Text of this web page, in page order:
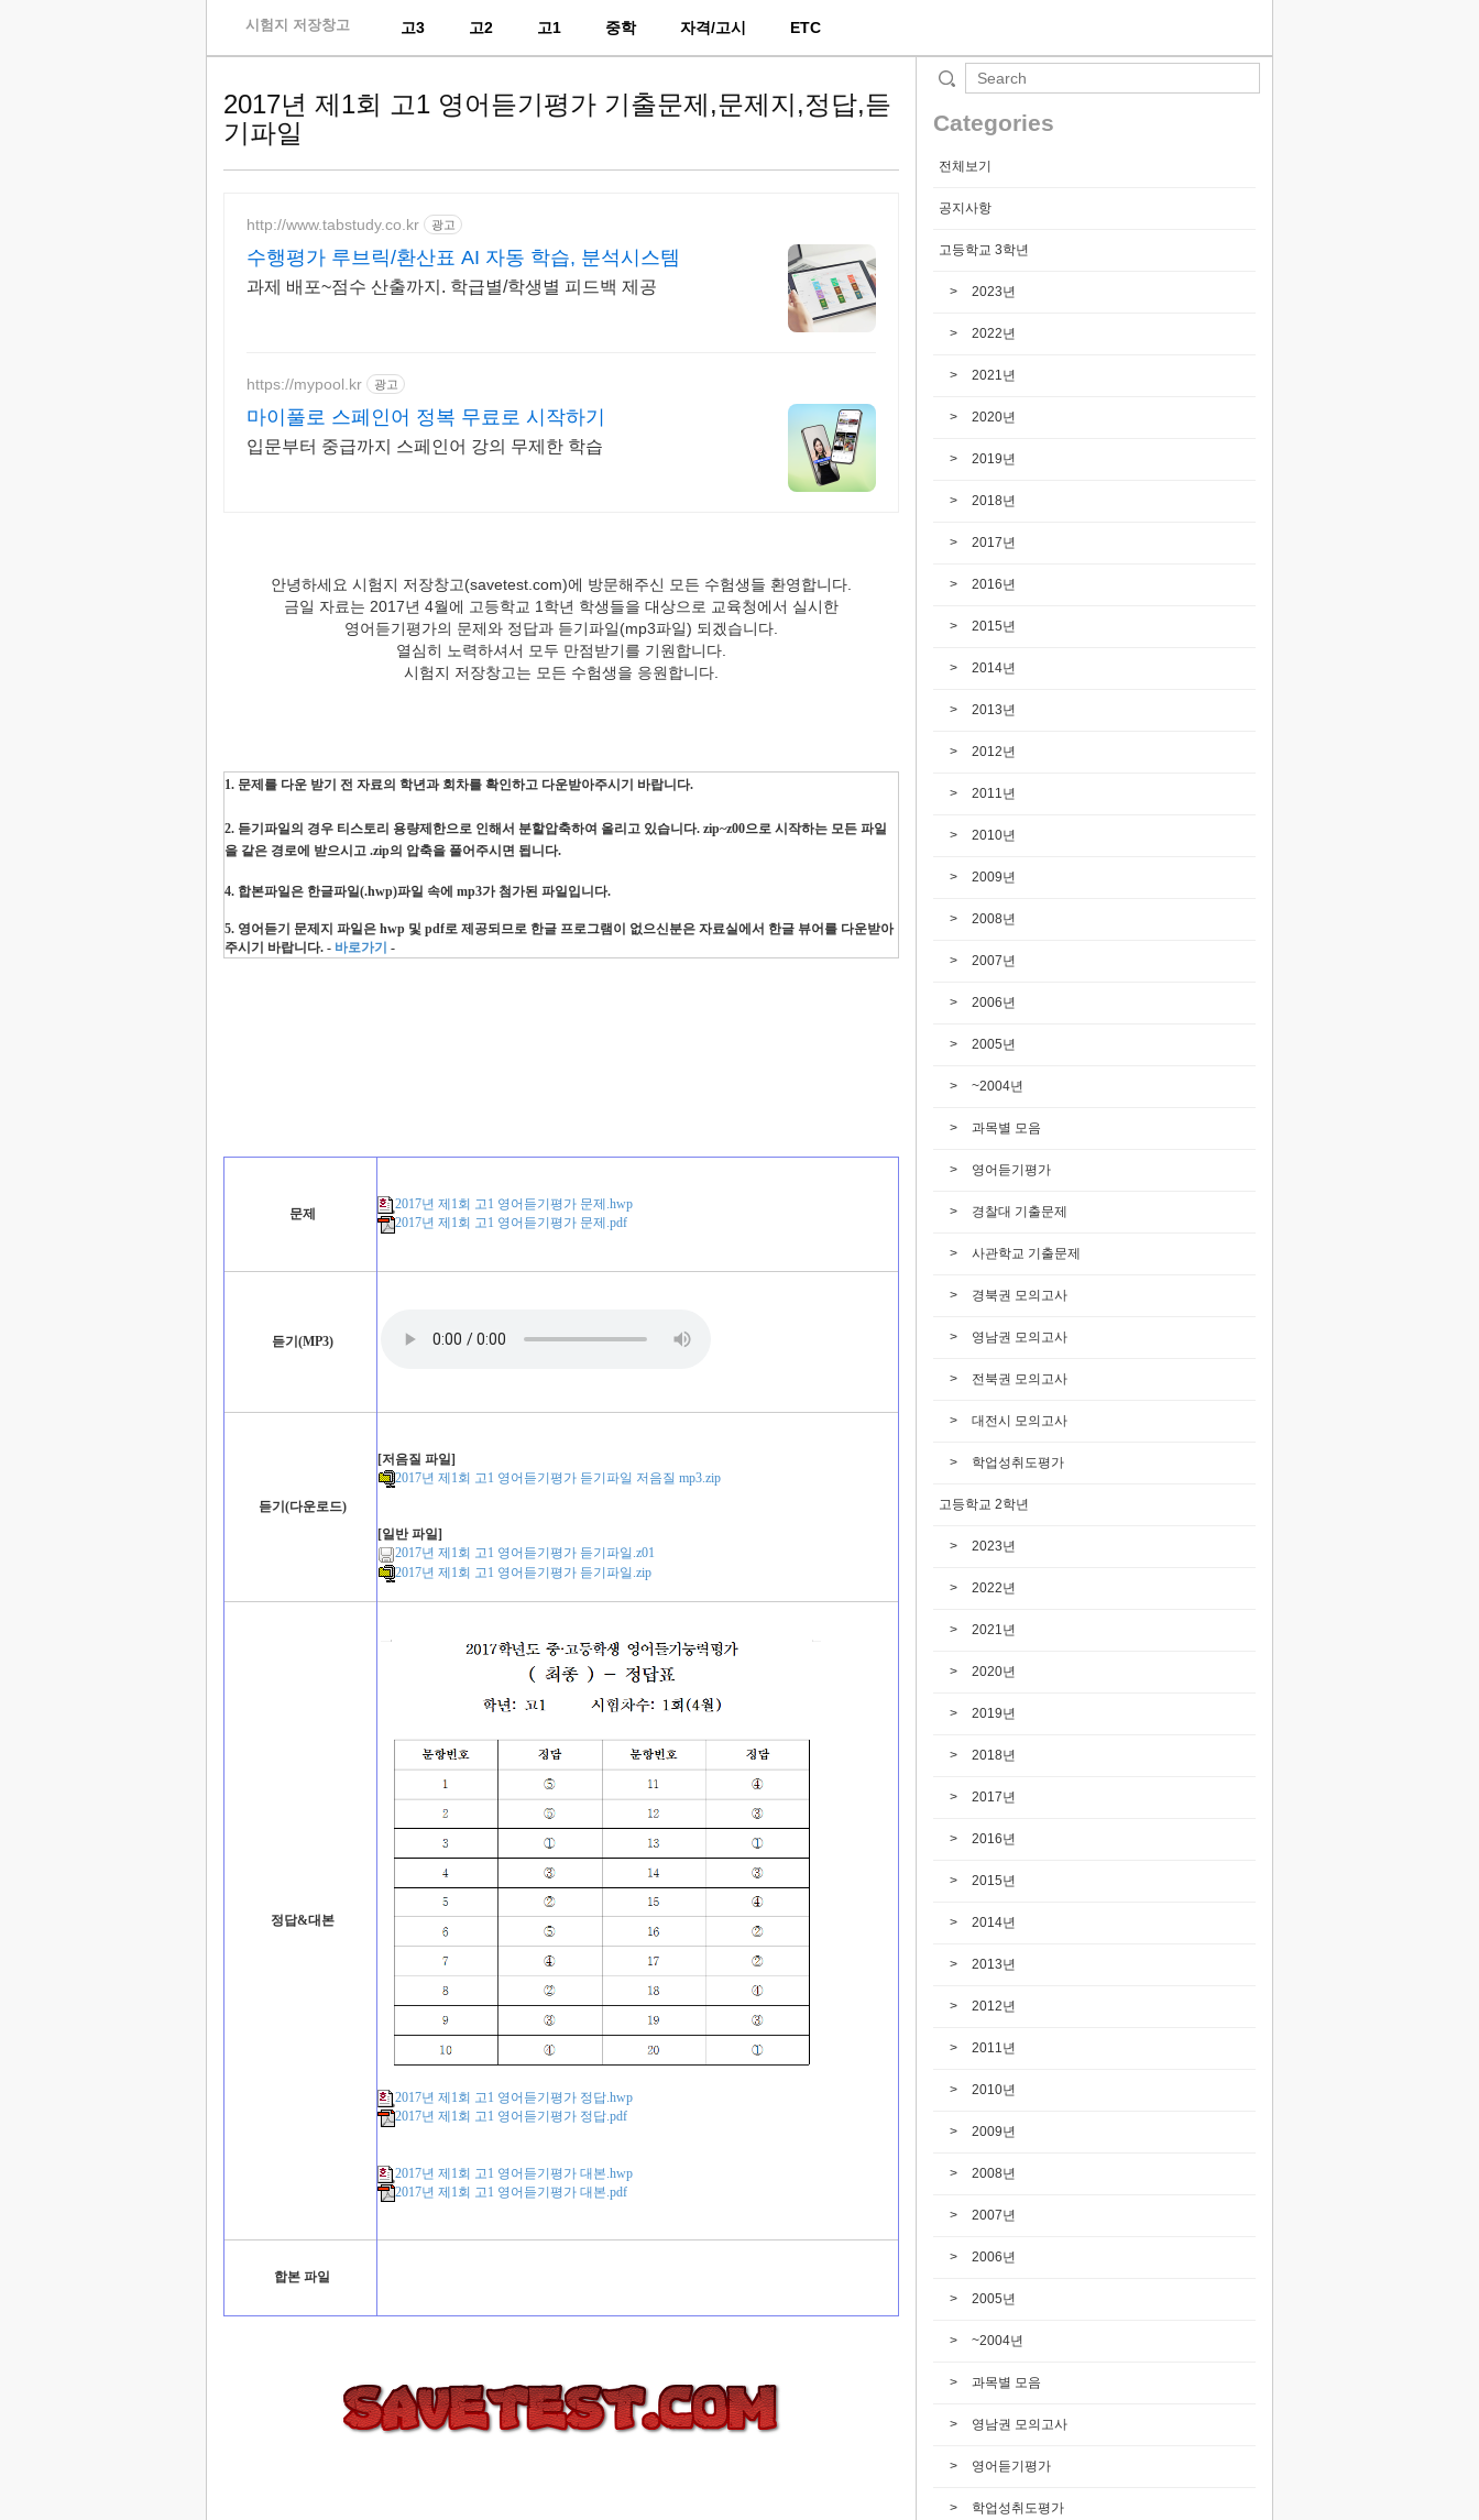
시험지 저장창고 고3 고2 고1 중학 자격/고시 ETC
2017년 제1회 고1 영어듣기평가 기출문제,문제지,정답,듣
기파일
http://www.tabstudy.co.kr 광고
수행평가 루브릭/환산표 AI 자동 학습, 분석시스템
과제 배포~점수 산출까지. 학급별/학생별 피드백 제공
https://mypool.kr 광고
마이풀로 스페인어 정복 무료로 시작하기
입문부터 중급까지 스페인어 강의 무제한 학습
안녕하세요 시험지 저장창고(savetest.com)에 방문해주신 모든 수험생들 환영합니다.
금일 자료는 2017년 4월에 고등학교 1학년 학생들을 대상으로 교육청에서 실시한
영어듣기평가의 문제와 정답과 듣기파일(mp3파일) 되겠습니다.
열심히 노력하셔서 모두 만점받기를 기원합니다.
시험지 저장창고는 모든 수험생을 응원합니다.
1. 문제를 다운 받기 전 자료의 학년과 회차를 확인하고 다운받아주시기 바랍니다.
2. 듣기파일의 경우 티스토리 용량제한으로 인해서 분할압축하여 올리고 있습니다. zip~z00으로 시작하는 모든 파일
을 같은 경로에 받으시고 .zip의 압축을 풀어주시면 됩니다.
4. 합본파일은 한글파일(.hwp)파일 속에 mp3가 첨가된 파일입니다.
5. 영어듣기 문제지 파일은 hwp 및 pdf로 제공되므로 한글 프로그램이 없으신분은 자료실에서 한글 뷰어를 다운받아
주시기 바랍니다. - 바로가기 -
문제
2017년 제1회 고1 영어듣기평가 문제.hwp
2017년 제1회 고1 영어듣기평가 문제.pdf
듣기(MP3)
듣기(다운로드)
[저음질 파일]
2017년 제1회 고1 영어듣기평가 듣기파일 저음질 mp3.zip
[일반 파일]
2017년 제1회 고1 영어듣기평가 듣기파일.z01
2017년 제1회 고1 영어듣기평가 듣기파일.zip
정답&대본
2017년 제1회 고1 영어듣기평가 정답.hwp
2017년 제1회 고1 영어듣기평가 정답.pdf
2017년 제1회 고1 영어듣기평가 대본.hwp
2017년 제1회 고1 영어듣기평가 대본.pdf
합본 파일
Categories
전체보기
공지사항
고등학교 3학년
2023년
2022년
2021년
2020년
2019년
2018년
2017년
2016년
2015년
2014년
2013년
2012년
2011년
2010년
2009년
2008년
2007년
2006년
2005년
~2004년
과목별 모음
영어듣기평가
경찰대 기출문제
사관학교 기출문제
경북권 모의고사
영남권 모의고사
전북권 모의고사
대전시 모의고사
학업성취도평가
고등학교 2학년
2023년
2022년
2021년
2020년
2019년
2018년
2017년
2016년
2015년
2014년
2013년
2012년
2011년
2010년
2009년
2008년
2007년
2006년
2005년
~2004년
과목별 모음
영남권 모의고사
영어듣기평가
학업성취도평가